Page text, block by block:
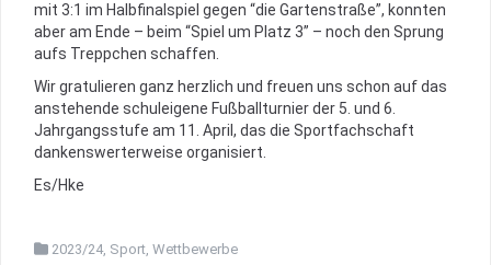
mit 3:1 im Halbfinalspiel gegen “die Gartenstraße”, konnten
aber am Ende – beim “Spiel um Platz 3” – noch den Sprung
aufs Treppchen schaffen.
Wir gratulieren ganz herzlich und freuen uns schon auf das
anstehende schuleigene Fußballturnier der 5. und 6.
Jahrgangsstufe am 11. April, das die Sportfachschaft
dankenswerterweise organisiert.
Es/Hke
2023/24, Sport, Wettbewerbe